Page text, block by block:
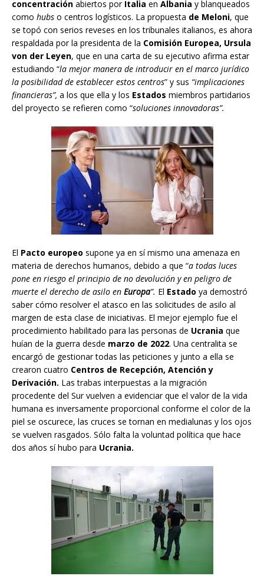
concentración abiertos por Italia en Albania y blanqueados
como hubs o centros logísticos. La propuesta de Meloni, que
se topó con serios reveses en los tribunales italianos, es ahora
respaldada por la presidenta de la Comisión Europea, Ursula
von der Leyen, que en una carta de su ejecutivo afirma estar
estudiando “la mejor manera de introducir en el marco jurídico
la posibilidad de establecer estos centros” y sus “implicaciones
financieras”, a los que ella y los Estados miembros partidarios
del proyecto se refieren como “soluciones innovadoras”.
El Pacto europeo supone ya en sí mismo una amenaza en
materia de derechos humanos, debido a que “a todas luces
pone en riesgo el principio de no devolución y en peligro de
muerte el derecho de asilo en Europa”. El Estado ya demostró
saber cómo resolver el atasco en las solicitudes de asilo al
margen de esta clase de iniciativas. El mejor ejemplo fue el
procedimiento habilitado para las personas de Ucrania que
huían de la guerra desde marzo de 2022. Una centralita se
encargó de gestionar todas las peticiones y junto a ella se
crearon cuatro Centros de Recepción, Atención y
Derivación. Las trabas interpuestas a la migración
procedente del Sur vuelven a evidenciar que el valor de la vida
humana es inversamente proporcional conforme el color de la
piel se oscurece, las cruces se tornan en medialunas y los ojos
se vuelven rasgados. Sólo falta la voluntad política que hace
dos años sí hubo para Ucrania.